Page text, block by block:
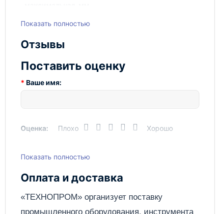
Ширина между направляющими
Вес, кг
Показать полностью
Отзывы
Поставить оценку
Ваше имя:
Оценка: Плохо Хорошо
Написать отзыв
Показать полностью
Оплата и доставка
«ТЕХНОПРОМ» организует поставку
промышленного оборудования, инструмента